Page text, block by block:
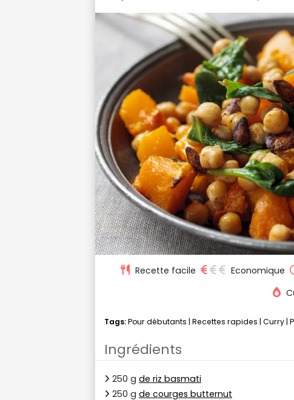
Recette facile Economique
Tags:Pour débutants | Recettes rapides | Curry |
Ingrédients
250 g de riz basmati
250 g de courges butternut